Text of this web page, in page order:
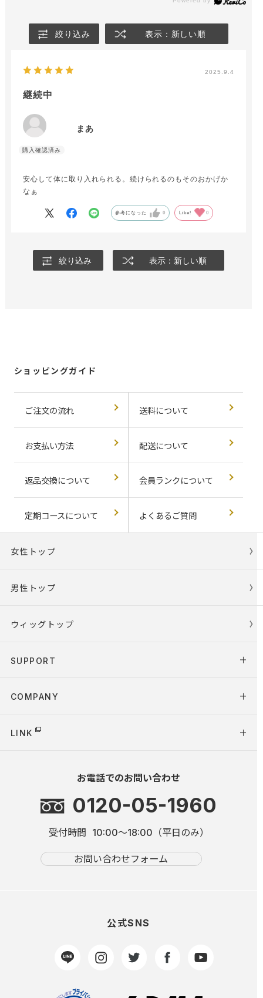
絞り込み 表示：新しい順
2025.9.4
継続中
まあ
安心して体に取り入れられる。続けられるのもそのおかげか
なぁ
参考になった 0 Like! 0
絞り込み 表示：新しい順
ショッピングガイド
ご注文の流れ 送料について
お支払い方法 配送について
返品交換について 会員ランクについて
定期コースについて よくあるご質問
女性トップ
男性トップ
ウィッグトップ
SUPPORT
COMPANY
LINK
お電話でのお問い合わせ
0120-05-1960
受付時間 10:00～18:00（平日のみ）
お問い合わせフォーム
公式SNS